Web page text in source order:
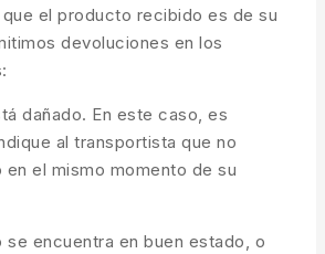
el producto recibido es de su
devoluciones en los
dañado. En este caso, es
al transportista que no
el mismo momento de su
se encuentra en buen estado, o